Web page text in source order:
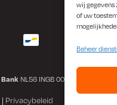
wij gegevens
of uw
Beheer
Bank NL56 INGB 0008 1266 42
| Privacybeleid